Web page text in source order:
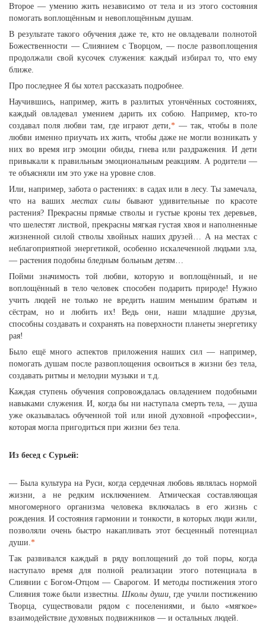
Второе — умению жить независимо от тела и из этого состояния
помогать воплощённым и невоплощённым душам.
В результате такого обучения даже те, кто не овладевали полнотой
Божественности — Слиянием с Творцом, — после развоплощения
продолжали свой кусочек служения: каждый избирал то, что ему
ближе.
Про последнее Я бы хотел рассказать подробнее.
Научившись, например, жить в разлитых утончённых состояниях,
каждый овладевал умением дарить их собою. Например, кто-то
создавал поля любви там, где играют дети,*— так, чтобы в поле
любви именно приучать их жить, чтобы даже не могли возникать у
них во время игр эмоции обиды, гнева или раздражения. И дети
привыкали к правильным эмоциональным реакциям. А родители —
те объясняли им это уже на уровне слов.
Или, например, забота о растениях: в садах или в лесу. Ты замечала,
что на вашихместах силы бывают удивительные по красоте
растения? Прекрасны прямые стволы и густые кроны тех деревьев,
что шелестят листвой, прекрасны мягкая густая хвоя и наполненные
жизненной силой стволы хвойных наших друзей… А на местах с
неблагоприятной энергетикой, особенно искалеченной людьми зла,
— растения подобны бледным больным детям…
Пойми значимость той любви, которую и воплощённый, и не
воплощённый в тело человек способен подарить природе! Нужно
учить людей не только не вредить нашим меньшим братьям и
сёстрам, но и любить их! Ведь они, наши младшие друзья,
способны создавать и сохранять на поверхности планеты энергетику
рая!
Было ещё много аспектов приложения наших сил — например,
помогать душам после развоплощения освоиться в жизни без тела,
создавать ритмы и мелодии музыки и т.д.
Каждая ступень обучения сопровождалась овладением подобными
навыками служения. И, когда бы ни наступала смерть тела, — душа
уже оказывалась обученной той или иной духовной «профессии»,
которая могла пригодиться при жизни без тела.
Из бесед с Сурьей:
— Была культура на Руси, когда сердечная любовь являлась нормой
жизни, а не редким исключением. Атмическая составляющая
многомерного организма человека включалась в его жизнь с
рождения. И состояния гармонии и тонкости, в которых люди жили,
позволяли очень быстро накапливать этот бесценный потенциал
души.*
Так развивался каждый в ряду воплощений до той поры, когда
наступало время для полной реализации этого потенциала в
Слиянии с Богом-Отцом — Сварогом. И методы постижения этого
Слияния тоже были известны. Школы души, где учили постижению
Творца, существовали рядом с поселениями, и было «мягкое»
взаимодействие духовных подвижников — и остальных людей.